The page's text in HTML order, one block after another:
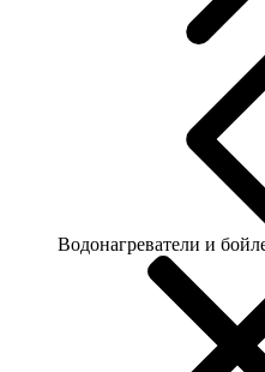
Водонагреватели и